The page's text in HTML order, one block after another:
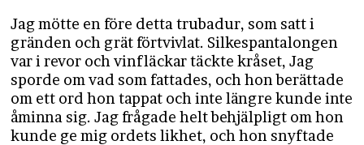
Jag mötte en före detta trubadur, som satt i
gränden och grät förtvivlat. Silkespantalongen
var i revor och vinfläckar täckte kråset, Jag
sporde om vad som fattades, och hon berättade
om ett ord hon tappat och inte längre kunde inte
åminna sig. Jag frågade helt behjälpligt om hon
kunde ge mig ordets likhet, och hon snyftade